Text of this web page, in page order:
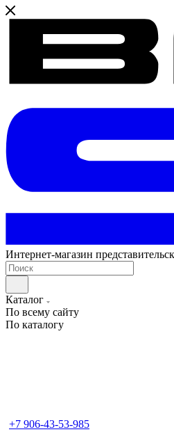
Интернет-магазин
Каталог
По всему сайту
По каталогу
+7 906-43-53-985